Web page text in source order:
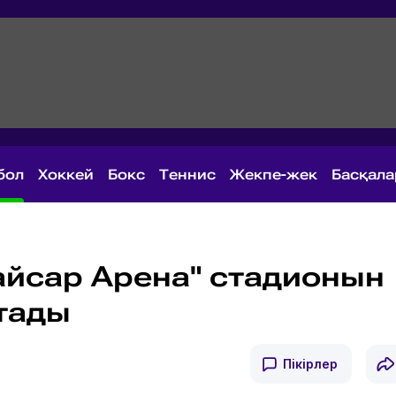
Хоккей Бокс Теннис Жекпе-жек
Арена" стадионын
Пікірлер